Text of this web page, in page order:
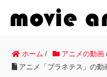
ホーム / アニメの動画 /
アニメ「プラネテス」の動